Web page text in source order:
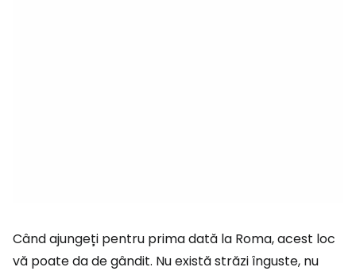
Când ajungeți pentru prima dată la Roma, acest loc
vă poate da de gândit. Nu există străzi înguste, nu